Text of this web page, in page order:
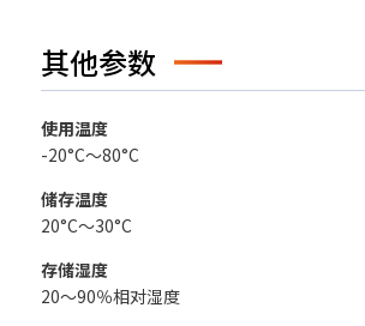
其他参数
使用温度
-20°C～80°C
储存温度
20°C～30°C
存储湿度
20～90％相对湿度